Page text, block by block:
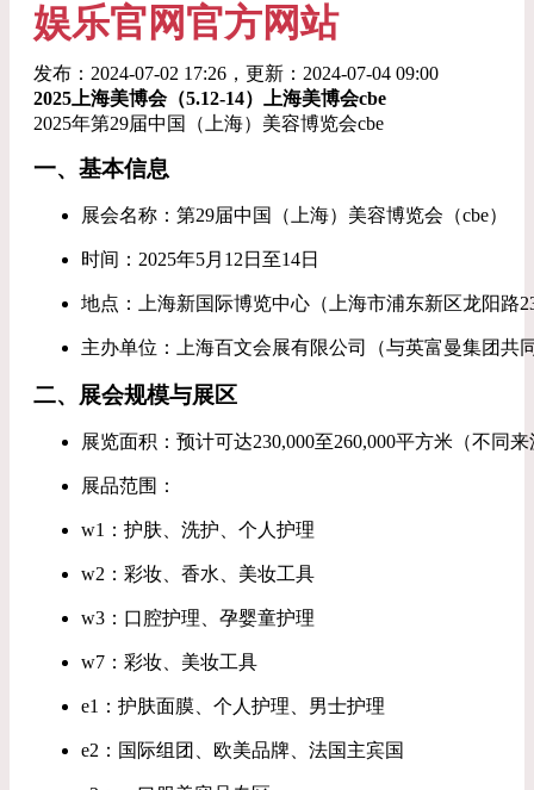
娱乐官网官方网站
发布： 2024-07-02 17:26 ，更新： 2024-07-04 09:00
2025上海美博会（5.12-14）上海美博会cbe
2025年第29届中国（上海）美容博览会cbe
一、基本信息
展会名称：第29届中国（上海）美容博览会（cbe）
时间：2025年5月12日至14日
地点：上海新国际博览中心（上海市浦东新区龙阳路
主办单位：上海百文会展有限公司（与英富曼集团共
二、展会规模与展区
展览面积：预计可达230,000至260,000平方米（不同
展品范围：
w1：护肤、洗护、个人护理
w2：彩妆、香水、美妆工具
w3：口腔护理、孕婴童护理
w7：彩妆、美妆工具
e1：护肤面膜、个人护理、男士护理
e2：国际组团、欧美品牌、法国主宾国